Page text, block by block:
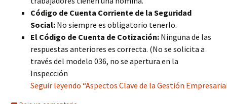
Código de Cuenta Corriente de la Seguridad
Social: No siempre es obligatorio tenerlo.
El Código de Cuenta de Cotización: Ninguna de las
respuestas anteriores es correcta. (No se solicita a
través del modelo 036, no se apertura en la
Inspección
Seguir leyendo “Aspectos Clave de la Gestión